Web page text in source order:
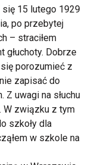
się 15 lutego 1929
po przebytej
– straciłem
głuchoty. Dobrze
porozumieć z
zapisać do
Z uwagi na słuchu
W związku z tym
szkoły dla
w szkole na